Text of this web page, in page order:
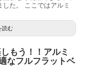
た。 ここではアルミ
読む
もう！！アルミ
なフルフラットベ